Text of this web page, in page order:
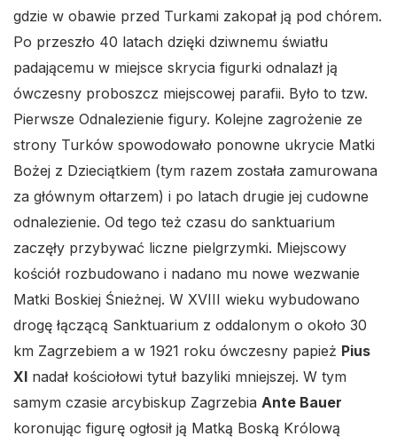
gdzie w obawie przed Turkami zakopał ją pod chórem.
Po przeszło 40 latach dzięki dziwnemu światłu
padającemu w miejsce skrycia figurki odnalazł ją
ówczesny proboszcz miejscowej parafii. Było to tzw.
Pierwsze Odnalezienie figury. Kolejne zagrożenie ze
strony Turków spowodowało ponowne ukrycie Matki
Bożej z Dzieciątkiem (tym razem została zamurowana
za głównym ołtarzem) i po latach drugie jej cudowne
odnalezienie. Od tego też czasu do sanktuarium
zaczęły przybywać liczne pielgrzymki. Miejscowy
kościół rozbudowano i nadano mu nowe wezwanie
Matki Boskiej Śnieżnej. W XVIII wieku wybudowano
drogę łączącą Sanktuarium z oddalonym o około 30
km Zagrzebiem a w 1921 roku ówczesny papież Pius
XI nadał kościołowi tytuł bazyliki mniejszej. W tym
samym czasie arcybiskup Zagrzebia Ante Bauer
koronując figurę ogłosił ją Matką Boską Królową